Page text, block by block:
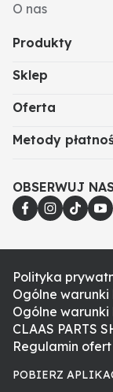
O nas
Produkty
Sklep
Oferta
Metody
OBSERWUJ
Polityka
Ogólne warunki
Ogólne warunki
CLAAS PARTS
Regulamin
POBIERZ